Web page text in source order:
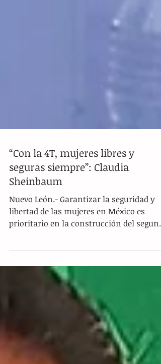
“Con la 4T, mujeres libres y
seguras siempre”: Claudia
Sheinbaum
Nuevo León.- Garantizar la seguridad y
libertad de las mujeres en México es
piso de la...